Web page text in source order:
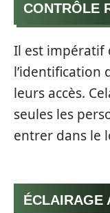
CONTRÔLE
Il est impératif
l’identification
leurs accès.
seules les
entrer dans le
ÉCLAIRAGE